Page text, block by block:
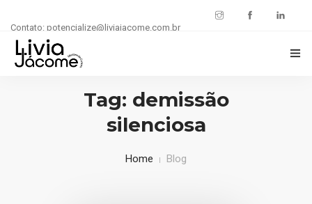
Contato: potencialize@liviajacome.com.br
POTENCIALIZE SUA CARREIRA
Tag: demissão
silenciosa
Home Blog